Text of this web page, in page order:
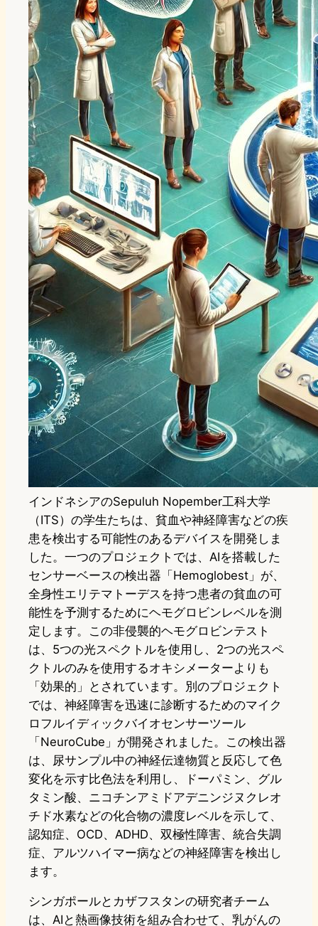
インドネシアのSepuluh Nopember工科大学
（ITS）の学生たちは、貧血や神経障害などの疾
患を検出する可能性のあるデバイスを開発しま
した。一つのプロジェクトでは、AIを搭載した
センサーベースの検出器「Hemoglobest」が、
全身性エリテマトーデスを持つ患者の貧血の可
能性を予測するためにヘモグロビンレベルを測
定します。この非侵襲的ヘモグロビンテスト
は、5つの光スペクトルを使用し、2つの光スペ
クトルのみを使用するオキシメーターよりも
「効果的」とされています。別のプロジェクト
では、神経障害を迅速に診断するためのマイク
ロフルイディックバイオセンサーツール
「NeuroCube」が開発されました。この検出器
は、尿サンプル中の神経伝達物質と反応して色
変化を示す比色法を利用し、ドーパミン、グル
タミン酸、ニコチンアミドアデニンジヌクレオ
チド水素などの化合物の濃度レベルを示して、
認知症、OCD、ADHD、双極性障害、統合失調
症、アルツハイマー病などの神経障害を検出し
ます。
シンガポールとカザフスタンの研究者チーム
は、AIと熱画像技術を組み合わせて、乳がんの